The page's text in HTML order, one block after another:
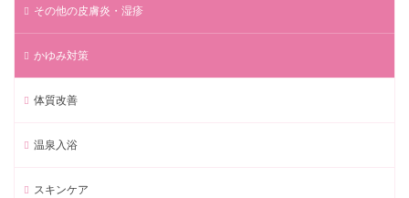
その他の皮膚炎・湿疹
かゆみ対策
体質改善
温泉入浴
スキンケア